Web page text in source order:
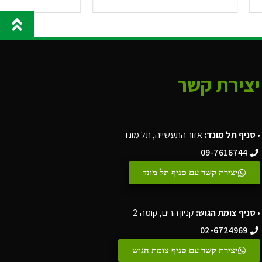
יצירת קשר
•סניף תל מונד:אזור התעשייה, תל מונד
09-7616744
יצירת קשר עם סניף תל מונד
•סניף צומת הגוש: קניון הרים, קומה 2
02-6724969
יצירת קשר עם סניף צומת הגוש